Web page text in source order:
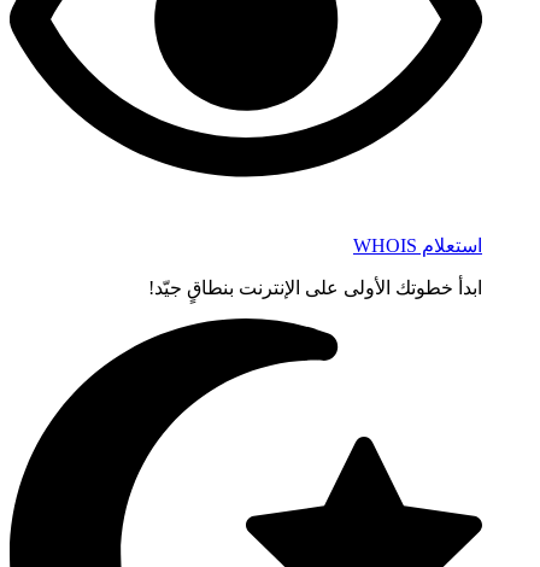
استعلام WHOIS
ابدأ خطوتك الأولى على الإنترنت بنطاقٍ جيّد!